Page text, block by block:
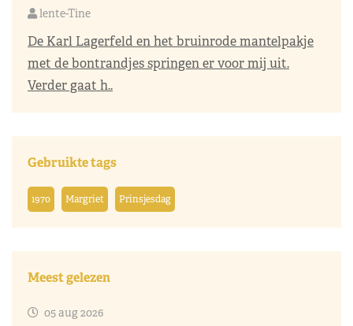
lente-Tine
De Karl Lagerfeld en het bruinrode mantelpakje
met de bontrandjes springen er voor mij uit.
Verder gaat h..
Gebruikte tags
1970 Margriet Prinsjesdag
Meest gelezen
05 aug 2026